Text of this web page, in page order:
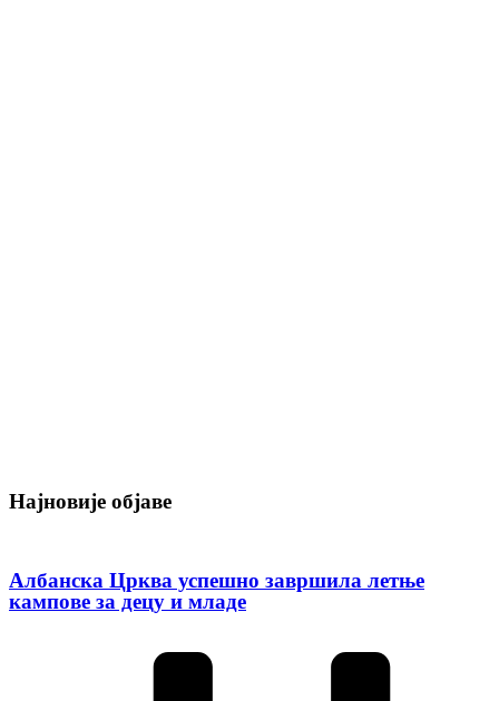
Најновије објаве
Албанска Црква успешно завршила летње
кампове за децу и младе